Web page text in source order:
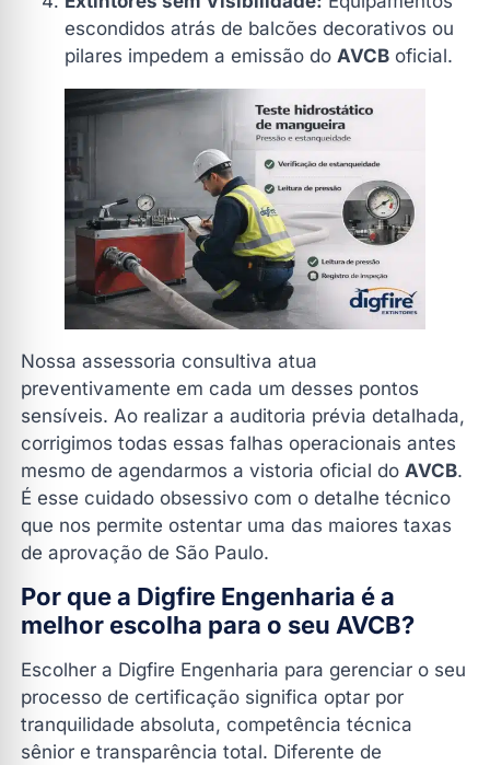
escondidos atrás de balcões decorativos ou
pilares impedem a emissão do AVCB oficial.
Nossa assessoria consultiva atua
preventivamente em cada um desses pontos
sensíveis. Ao realizar a auditoria prévia detalhada,
corrigimos todas essas falhas operacionais antes
mesmo de agendarmos a vistoria oficial do AVCB.
É esse cuidado obsessivo com o detalhe técnico
que nos permite ostentar uma das maiores taxas
de aprovação de São Paulo.
Por que a Digfire Engenharia é a
melhor escolha para o seu AVCB?
Escolher a Digfire Engenharia para gerenciar o seu
processo de certificação significa optar por
tranquilidade absoluta, competência técnica
sênior e transparência total. Diferente de